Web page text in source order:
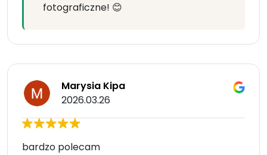
fotograficzne! 😊
Marysia Kipa
2026.03.26
bardzo polecam